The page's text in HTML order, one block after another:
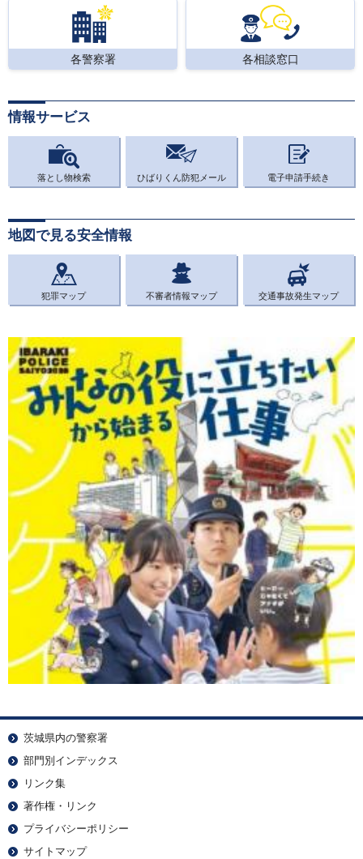
各警察署 各相談窓口
情報サービス
落とし物検索 ひばりくん防犯メール 電子申請手続き
地図で見る安全情報
犯罪マップ 不審者情報マップ 交通事故発生マップ
茨城県内の警察署
部門別インデックス
リンク集
著作権・リンク
プライバシーポリシー
サイトマップ